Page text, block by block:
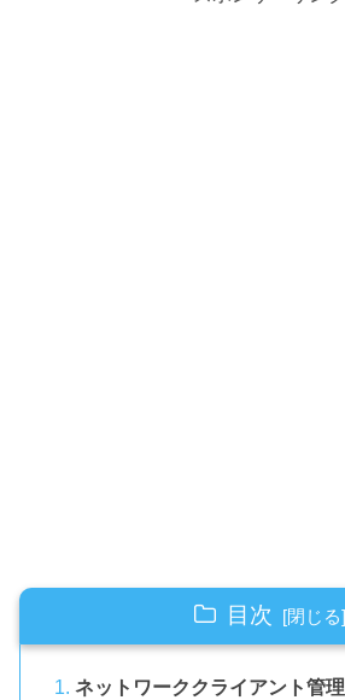
目次
ネットワーククライアント管理